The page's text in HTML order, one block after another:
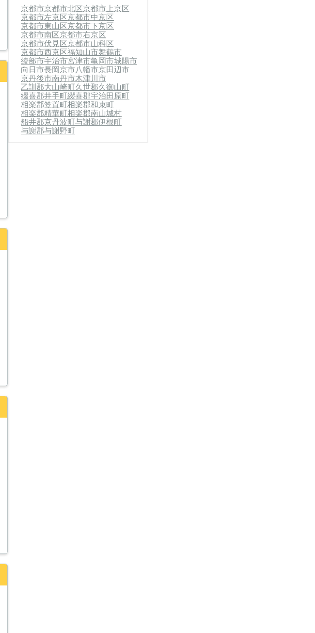
京都市京都市北区京都市上京区
京都市左京区京都市中京区
京都市東山区京都市下京区
京都市南区京都市右京区
京都市伏見区京都市山科区
京都市西京区福知山市舞鶴市
綾部市宇治市宮津市亀岡市城陽市
向日市長岡京市八幡市京田辺市
京丹後市南丹市木津川市
乙訓郡大山崎町久世郡久御山町
綴喜郡井手町綴喜郡宇治田原町
相楽郡笠置町相楽郡和束町
相楽郡精華町相楽郡南山城村
船井郡京丹波町与謝郡伊根町
与謝郡与謝野町